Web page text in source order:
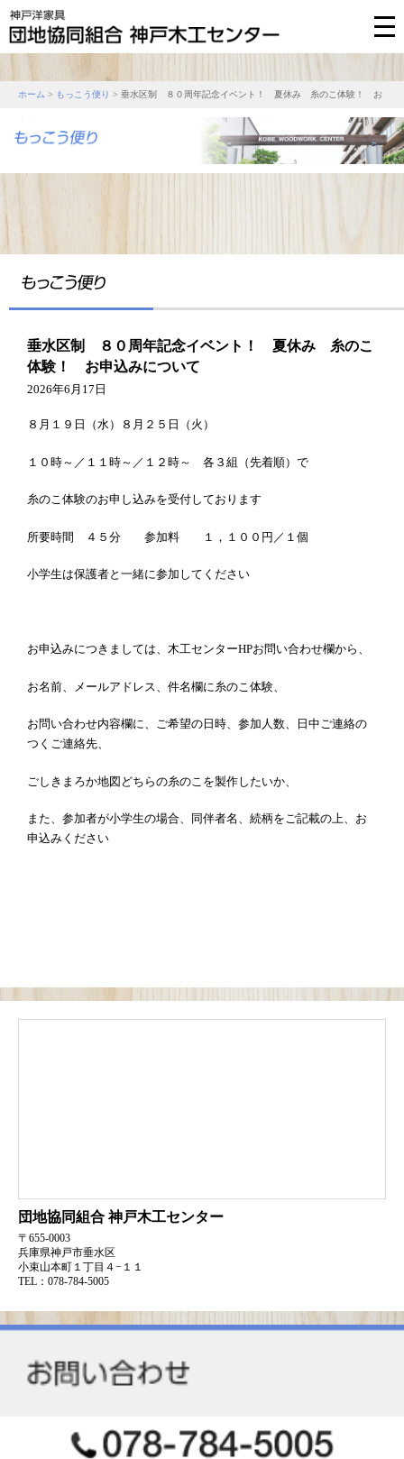
ホーム > もっこう便り > 垂水区制 ８０周年記念イベント！ 夏休み 糸のこ体験！ お
垂水区制 ８０周年記念イベント！ 夏休み 糸のこ
体験！ お申込みについて
2026年6月17日
８月１９日（水）８月２５日（火）
１０時～／１１時～／１２時～ 各３組（先着順）で
糸のこ体験のお申し込みを受付しております
所要時間 ４５分 参加料 １，１００円／１個
小学生は保護者と一緒に参加してください
お申込みにつきましては、木工センターHPお問い合わせ欄から、
お名前、メールアドレス、件名欄に糸のこ体験、
お問い合わせ内容欄に、ご希望の日時、参加人数、日中ご連絡の
つくご連絡先、
ごしきまろか地図どちらの糸のこを製作したいか、
また、参加者が小学生の場合、同伴者名、続柄をご記載の上、お
申込みください
団地協同組合神戸木工センター
〒655-0003
兵庫県神戸市垂水区
小束山本町１丁目４−１１
TEL：078-784-5005